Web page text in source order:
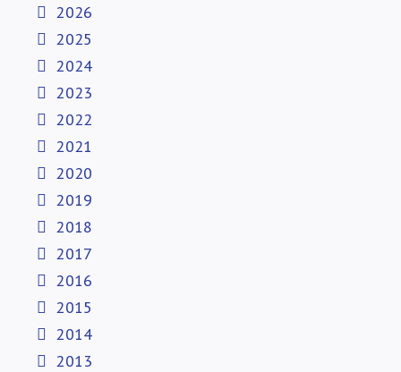
2026
2025
2024
2023
2022
2021
2020
2019
2018
2017
2016
2015
2014
2013